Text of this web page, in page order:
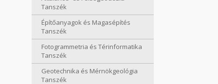
Tanszék
Építőanyagok és Magasépítés
Tanszék
Fotogrammetria és Térinformatika
Tanszék
Geotechnika és Mérnökgeológia
Tanszék